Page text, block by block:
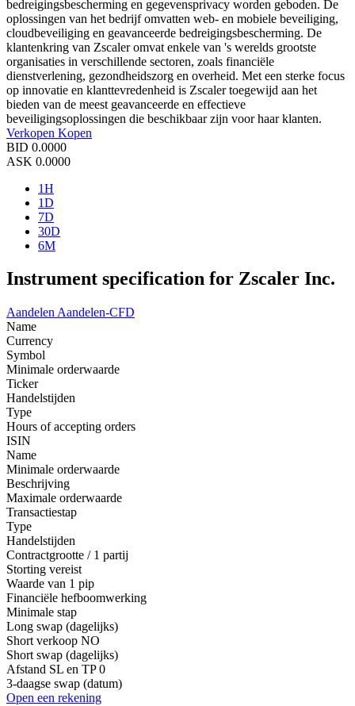
bedreigingsbescherming en gegevensprivacy worden geboden. De
oplossingen van het bedrijf omvatten web- en mobiele beveiliging,
cloudbeveiliging en geavanceerde bedreigingsbescherming. De
klantenkring van Zscaler omvat enkele van 's werelds grootste
organisaties in verschillende sectoren, zoals financiële
dienstverlening, gezondheidszorg en overheid. Met een sterke focus
op innovatie en klanttevredenheid is Zscaler toegewijd aan het
bieden van de meest geavanceerde en effectieve
beveiligingsoplossingen die beschikbaar zijn voor haar klanten.
Verkopen Kopen
BID 0.0000
ASK 0.0000
1H
1D
7D
30D
6M
Instrument specification for Zscaler Inc.
Aandelen Aandelen-CFD
Name
Currency
Symbol
Minimale orderwaarde
Ticker
Handelstijden
Type
Hours of accepting orders
ISIN
Name
Minimale orderwaarde
Beschrijving
Maximale orderwaarde
Transactiestap
Type
Handelstijden
Contractgrootte / 1 partij
Storting vereist
Waarde van 1 pip
Financiële hefboomwerking
Minimale stap
Long swap (dagelijks)
Short verkoop NO
Short swap (dagelijks)
Afstand SL en TP 0
3-daagse swap (datum)
Open een rekening